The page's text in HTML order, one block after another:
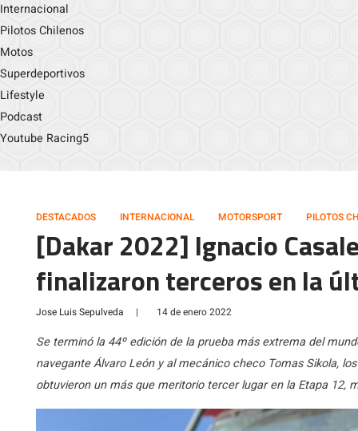
Internacional
Pilotos Chilenos
Motos
Superdeportivos
Lifestyle
Podcast
Youtube Racing5
DESTACADOS INTERNACIONAL MOTORSPORT PILOTOS
[Dakar 2022] Ignacio
finalizaron terceros en la
Jose Luis Sepulveda | 14 de enero 2022
Se terminó la 44º edición de la prueba más extrema del
navegante Álvaro León y al mecánico checo Tomas Sikola,
obtuvieron un más que meritorio tercer lugar en la Etapa 12,